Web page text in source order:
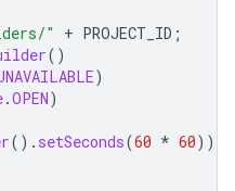
" + PROJECT_ID ;
()
)
.OPEN)
(). setSeconds(60 * 60))